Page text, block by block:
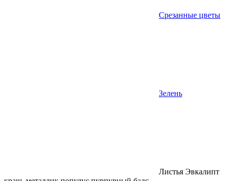
Срезанные цветы
Зелень
Листья Эвкалипт